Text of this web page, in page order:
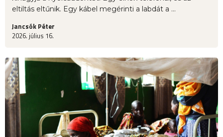
eltiltás eltűnik. Egy kábel megérinti a labdát a ...
Jancsók Péter
2026. július 16.